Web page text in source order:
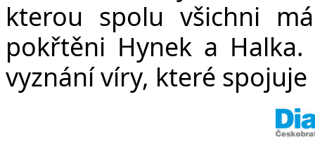
kterou spolu všichni
pokřtěni Hynek a
vyznání víry, které